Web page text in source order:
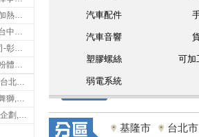
視野企業社-高週波金屬加熱設備,彰化高週波金屬加熱設備
鴻昇裝卸倉儲有限公司-台中貨櫃裝卸
洪文信企業股份有限公司-彰化鋅合金鑄造,彰化五金加工,彰化五金配件
萬環機械股份有限公司-粉體塗裝設備,輸送機,輸送機設備,台南輸送機
尚益燈光音響-燈光音響,台北燈光音響,台北燈光音響出租
同仁堂國術獅藝館-舞龍舞獅,台中舞龍舞獅
奇蹟娛樂樂團–樂團活動企劃,台中樂團表演,台中婚禮樂團
汽車配件
汽車音響
塑膠螺絲 可加
弱電系統
基隆市
台北市